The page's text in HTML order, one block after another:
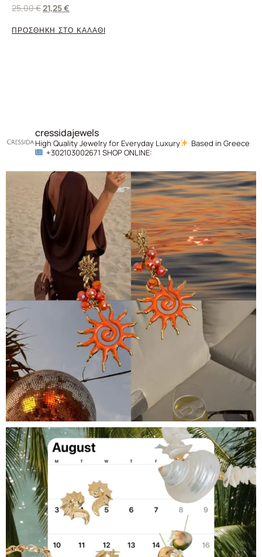
25,00€21,25€
ΠΡΟΣΘΗΚΗ ΣΤΟ ΚΑΛΑΘΙ
cressidajewels
High Quality Jewelry for Everyday Luxury
Based in Greece
+302103002671 SHOP ONLINE: